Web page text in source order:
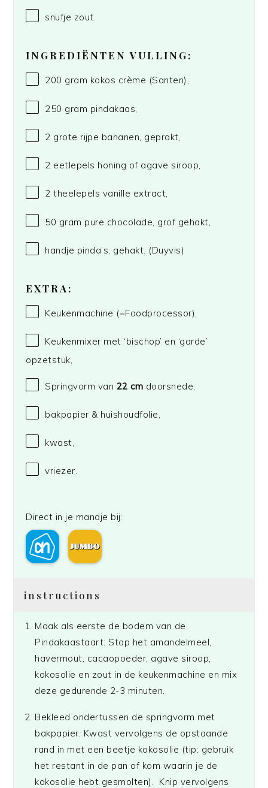
snufje zout.
INGREDIËNTEN VULLING:
200 gram kokos crème (Santen),
250 gram pindakaas,
2 grote rijpe bananen, geprakt,
2 eetlepels honing of agave siroop,
2 theelepels vanille extract,
50 gram pure chocolade, grof gehakt,
handje pinda’s, gehakt. (Duyvis)
EXTRA:
Keukenmachine (=Foodprocessor),
Keukenmixer met ‘bischop’ en ‘garde’
opzetstuk,
Springvorm van 22 cm doorsnede,
bakpapier & huishoudfolie,
kwast,
vriezer.
Direct in je mandje bij:
instructions
Maak als eerste de bodem van de
Pindakaastaart: Stop het amandelmeel,
havermout, cacaopoeder, agave siroop,
kokosolie en zout in de keukenmachine en mix
deze gedurende 2-3 minuten.
Bekleed ondertussen de springvorm met
bakpapier. Kwast vervolgens de opstaande
rand in met een beetje kokosolie (tip: gebruik
het restant in de pan of kom waarin je de
kokosolie hebt gesmolten). Knip vervolgens